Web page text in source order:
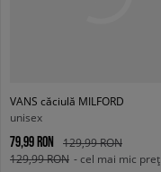
VANS căciulă MILFORD
unisex
79,99 RON
129,99 RON
129,99 RON - cel mai mic preț